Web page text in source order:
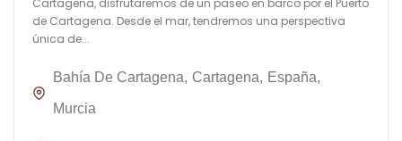
Cartagena, disfrutaremos de un paseo en barco por el Puerto
de Cartagena. Desde el mar, tendremos una perspectiva
única de...
Bahía De Cartagena Cartagena España
Murcia